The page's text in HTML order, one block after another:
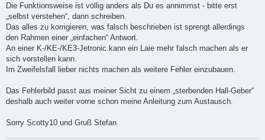
r
a
Die Funktionsweise ist völlig anders als Du es annimmst - bitte erst
„selbst verstehen“, dann schreiben.
Das alles zu korrigieren, was falsch beschrieben ist sprengt allerdings
den Rahmen einer „einfachen“ Antwort.
An einer K-/KE-/KE3-Jetronic kann ein Laie mehr falsch machen als er
sich vorstellen kann.
Im Zweifelsfall lieber nichts machen als weitere Fehler einzubauen.
Das Fehlerbild passt aus meiner Sicht zu einem „sterbenden Hall-Geber“
deshalb auch weiter vorne schon meine Anleitung zum Austausch.
Sorry Scotty10 und Gruß Stefan